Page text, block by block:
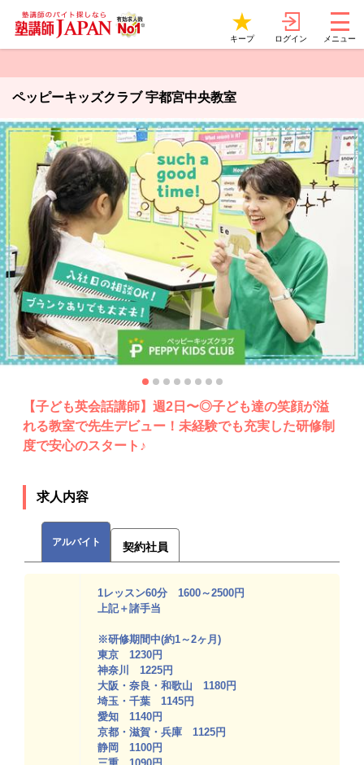
キープ ログイン メニュー
ペッピーキッズクラブ 宇都宮中央教室
【子ども英会話講師】週2日〜◎子ども達の笑顔が溢
れる教室で先生デビュー！未経験でも充実した研修制
度で安心のスタート♪
求人内容
アルバイト 契約社員
1レッスン60分 1600～2500円
上記＋諸手当
※研修期間中(約1～2ヶ月)
東京 1230円
神奈川 1225円
大阪・奈良・和歌山 1180円
埼玉・千葉 1145円
愛知 1140円
京都・滋賀・兵庫 1125円
静岡 1100円